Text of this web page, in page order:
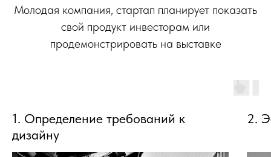
Молодая компания, стартап планирует показать
свой продукт инвесторам или
продемонстрировать на выставке
1. Определение требований к
дизайну
2.